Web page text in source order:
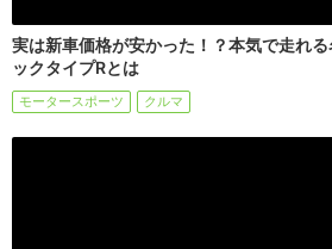
実は新車価格が安かった！？本気で走れ
ックタイプRとは
モータースポーツ クルマ